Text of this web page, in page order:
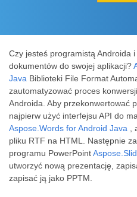
Czy jesteś programistą Androida
dokumentów do swojej aplikacji?
Java Biblioteki File Format
zautomatyzować proces
Androida. Aby przekonwertować
najpierw użyć interfejsu API do
Aspose.Words for Android Java ,
pliku RTF na HTML. Następnie
programu PowerPoint
utworzyć nową prezentację,
zapisać ją jako PPTM.